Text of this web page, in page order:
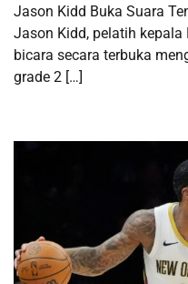
Jason Kidd Buka Suara
Jason Kidd, pelatih kepala
bicara secara terbuka
grade 2 […]